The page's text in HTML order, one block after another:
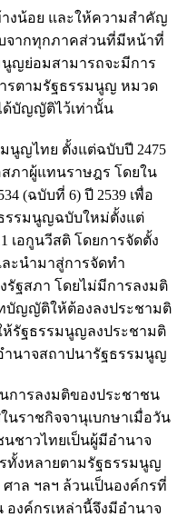
งน้อย และให้ความสำคัญ
จากทุกภาคส่วนที่มีหน้าที่
นูญย่อมสามารถจะมีการ
ารตามรัฐธรรมนูญ หมวด
ด้บัญญัติไว้เท่านั้น
นูญไทย ตั้งแต่ฉบับปี 2475
สภาผู้แทนราษฎร โดยใน
(ฉบับที่ 6) ปี 2539 เพื่อ
รรมนูญฉบับใหม่ตั้งแต่
เอกูนวีสติ โดยการจัดตั้ง
ะนำมาสู่การจัดทำ
รัฐสภา โดยไม่มีการลงมติ
บัญญัติให้ต้องลงประชามติ
ห้รัฐธรรมนูญลงประชามติ
ำนาจสถาปนารัฐธรรมนูญ
การลงมติของประชาชน
นราชกิจจานุเบกษาเมื่อวัน
นชาวไทยเป็นผู้มีอำนาจ
ทั้งหลายตามรัฐธรรมนูญ
าล ฯลฯ ล้วนเป็นองค์กรที่
งค์กรเหล่านี้จึงมีอำนาจ